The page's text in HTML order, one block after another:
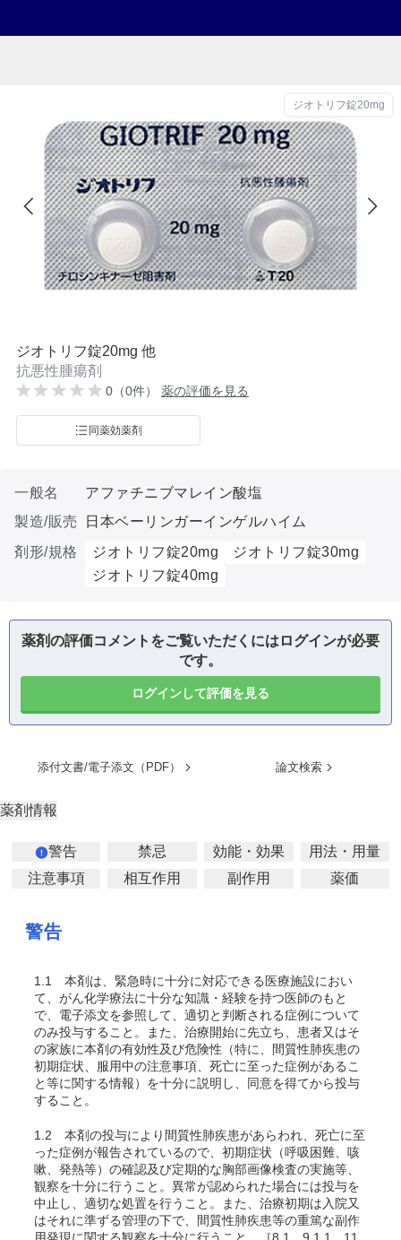
ジオトリフ錠20mg
ジオトリフ錠20mg 他
抗悪性腫瘍剤
0（0件） 薬の評価を見る
同薬効薬剤
一般名
アファチニブマレイン酸塩
製造/販売
日本ベーリンガーインゲルハイム
剤形/規格
ジオトリフ錠20mg
ジオトリフ錠30mg
ジオトリフ錠40mg
薬剤の評価コメントをご覧いただくにはログインが必要
です。
ログインして評価を見る
添付文書/電子添文（PDF） 論文検索
薬剤情報
警告 禁忌 効能・効果
用法・用量
注意事項
相互作用 副作用 薬価
警告
1.1
本剤は、緊急時に十分に対応できる医療施設におい
て、がん化学療法に十分な知識・経験を持つ医師のもと
で、電子添文を参照して、適切と判断される症例について
のみ投与すること。また、治療開始に先立ち、患者又はそ
の家族に本剤の有効性及び危険性（特に、間質性肺疾患の
初期症状、服用中の注意事項、死亡に至った症例があるこ
と等に関する情報）を十分に説明し、同意を得てから投与
すること。
1.2 本剤の投与により間質性肺疾患があらわれ、死亡に至
った症例が報告されているので、初期症状（呼吸困難、咳
嗽、発熱等）の確認及び定期的な胸部画像検査の実施等、
観察を十分に行うこと。異常が認められた場合には投与を
中止し、適切な処置を行うこと。また、治療初期は入院又
はそれに準ずる管理の下で、間質性肺疾患等の重篤な副作